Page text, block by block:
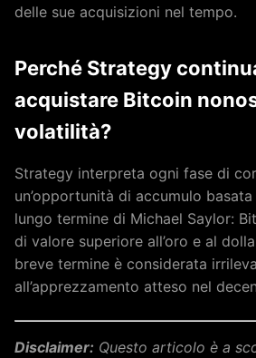
delle sue acquisizioni nel tempo.
Perché Strategy
acquistare Bitcoin
volatilità?
Strategy interpreta ogni fase di
un’opportunità di accumulo
lungo termine di Michael Saylor:
di valore superiore all’oro e al
breve termine è considerata
all’apprezzamento atteso nel
Disclaimer: Questo articolo è a